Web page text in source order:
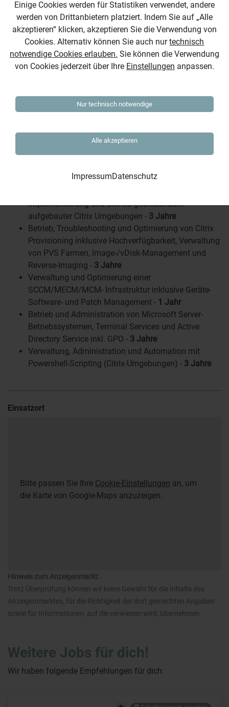
Einige Cookies werden für Statistiken verwendet, andere
werden von Drittanbietern platziert. Indem Sie auf „Alle
akzeptieren“ klicken, akzeptieren Sie die Verwendung von
Cookies. Alternativ können Sie auch nurtechnisch
notwendige Cookies erlauben. Sie können die Verwendung
von Cookies jederzeit über Ihre Einstellungen anpassen.
Nur technisch notwendige
Alle akzeptieren
ImpressumDatenschutz
Anforderungen
Qualifikationen:
ITIL Foundation
Deutsch C1 und Englisch B1
Berufserfahrung:
von agilen Methoden -1 Jahr
Mitarbeit bei der Erstellung von IT-Konzepten,
Installationsanweisungen, Handlungsanweisungen,
modernisierten IT-Grundschutz (BSI) im Umfeld
Implementierung und Betrieb georedundant
aufgebauter Citrix Umgebungen - 3 Jahre
Betrieb, Troubleshooting und Optimierung von Citrix
Provisioning inklusive Hochverfügbarkeit, Verwaltung
von PVS Farmen, Image-/vDisk-Management und
Reverse-Imaging - 3 Jahre
Verwaltung und Optimierung einer
SCCM/MECM/MCM- Infrastruktur inklusive Geräte-
Software- und Patch Management - 1 Jahr
Betrieb und Administration von Microsoft Server-
Betriebssystemen, Terminal Services und Active
Directory Service inkl. GPO - 3 Jahre
Verwaltung, Administration und Automation mit
Powershell-Scripting (Citrix-Umgebungen) - 3 Jahre
Einsatzort
Bitte passen Sie Ihre Cookie-Einstellungen an, um
die Karte von Google-Maps anzuzeigen.
Hinweis zum Anzeigenmarkt:
Trotz Überprüfung können wir keine Gewähr für die Inhalte des
Anzeigenmarktes, für die Richtigkeit der dort gemachten Angaben
sowie für Informationen, auf die verwiesen wird, übernehmen.
Weitere Jobs für dich!
Wir haben folgende Empfehlungen für dich: